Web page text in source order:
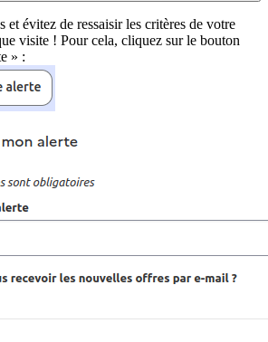
et évitez de ressaisir les critères de votre
visite ! Pour cela, cliquez sur le bouton
» :